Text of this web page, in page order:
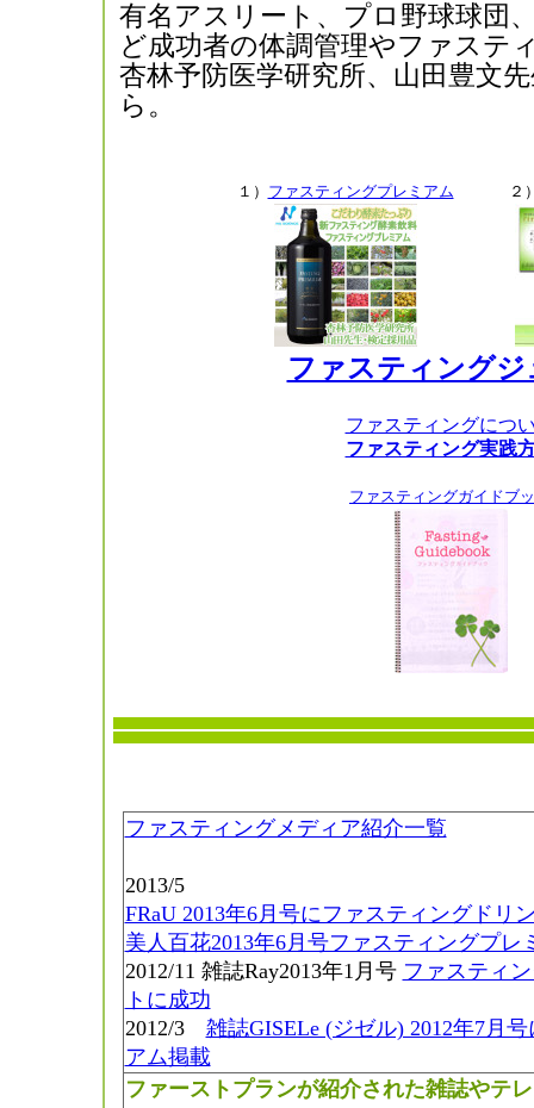
有名アスリート、プロ野球球団
ど成功者の体調管理やファステ
杏林予防医学研究所、山田豊文
ら。
１） ファスティングプレミアム ２
ファスティングジ
ファスティングにつ
ファスティング実践
ファスティングガイドブ
ファスティングメディア紹介一覧
2013/5
FRaU 2013年6月号にファスティングドリ
美人百花2013年6月号ファスティングプレ
2012/11 雑誌Ray2013年1月号 ファスティ
トに成功
2012/3 雑誌GISELe (ジゼル) 2012年7月
アム掲載
ファーストプランが紹介された雑誌やテ